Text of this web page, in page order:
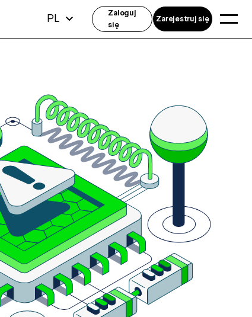
PL
Zaloguj
się
Zarejestruj się